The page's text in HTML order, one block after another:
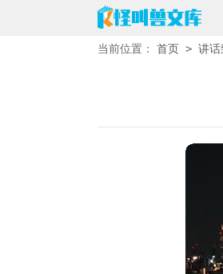
当前位置： 首页 > 讲话